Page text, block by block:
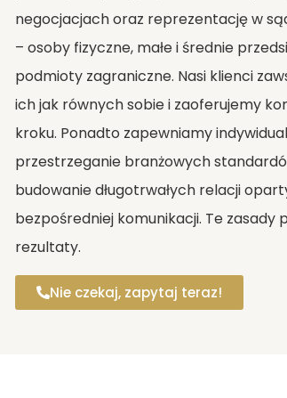
negocjacjach oraz reprezentację w
– osoby fizyczne, małe i średnie
podmioty zagraniczne. Nasi klienci
ich jak równych sobie i zaoferujemy
kroku. Ponadto zapewniamy
przestrzeganie branżowych
budowanie długotrwałych relacji
bezpośredniej komunikacji. Te
rezultaty.
Nie czekaj, zapytaj teraz!